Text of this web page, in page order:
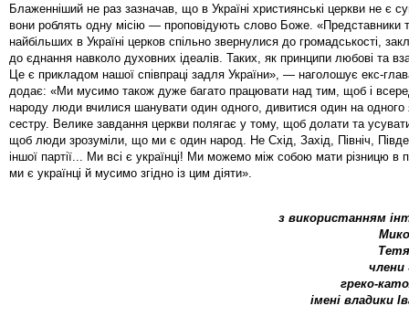
Блаженніший не раз зазначав, що в Україні християнські церкви не є
вони роблять одну місію — проповідують слово Боже. «Представники
найбільших в Україні церков спільно звернулися до громадськості,
до єднання навколо духовних ідеалів. Таких, як принципи любові та
Це є прикладом нашої співпраці задля України», — наголошує екс-
додає: «Ми мусимо також дуже багато працювати над тим, щоб і
народу люди вчилися шанувати один одного, дивитися один на одного
сестру. Велике завдання церкви полягає у тому, щоб долати та
щоб люди зрозуміли, що ми є один народ. Не Схід, Захід, Північ,
іншої партії... Ми всі є українці! Ми можемо між собою мати різницю в
ми є українці й мусимо згідно із цим діяти».
з використанням
члени
греко-
імені владики